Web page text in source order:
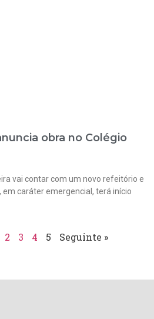
obra no Colégio
vai contar com um novo refeitório e
em caráter emergencial, terá início
2 3 4 5 Seguinte »